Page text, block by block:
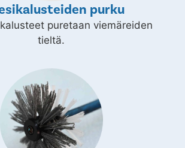
purku
puretaan viemäreiden
tieltä.